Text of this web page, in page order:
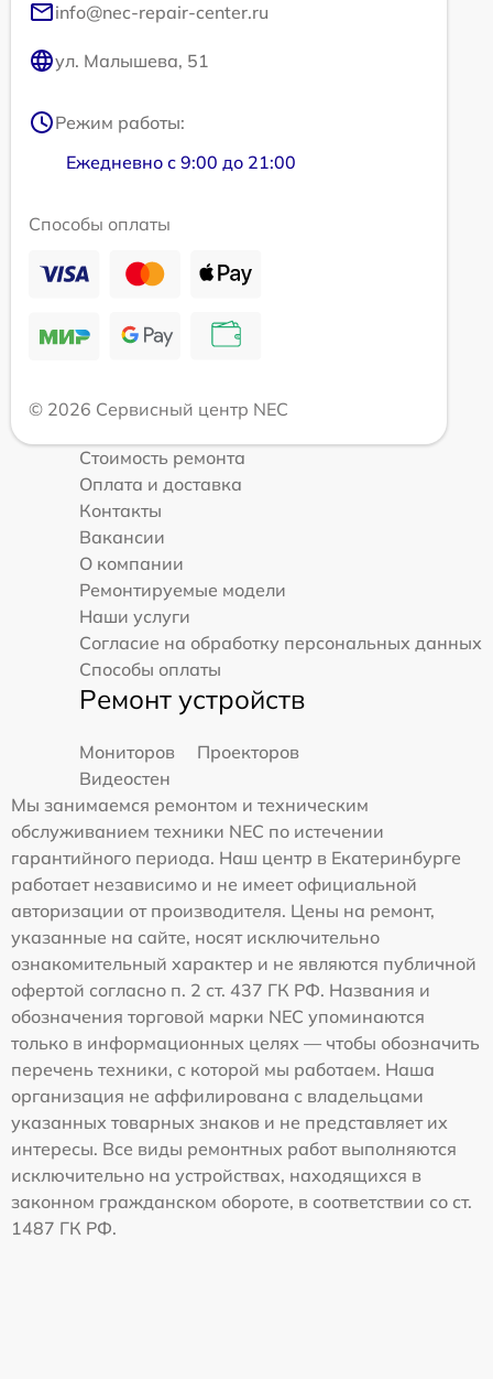
info@nec-repair-center.ru
ул. Малышева, 51
Режим работы:
Ежедневно с 9:00 до 21:00
Способы оплаты
© 2026 Сервисный центр NEC
Стоимость ремонта
Оплата и доставка
Контакты
Вакансии
О компании
Ремонтируемые модели
Наши услуги
Согласие на обработку персональных данных
Способы оплаты
Ремонт устройств
Мониторов
Проекторов
Видеостен
Мы занимаемся ремонтом и техническим
обслуживанием техники NEC по истечении
гарантийного периода. Наш центр в Екатеринбурге
работает независимо и не имеет официальной
авторизации от производителя. Цены на ремонт,
указанные на сайте, носят исключительно
ознакомительный характер и не являются публичной
офертой согласно п. 2 ст. 437 ГК РФ. Названия и
обозначения торговой марки NEC упоминаются
только в информационных целях — чтобы обозначить
перечень техники, с которой мы работаем. Наша
организация не аффилирована с владельцами
указанных товарных знаков и не представляет их
интересы. Все виды ремонтных работ выполняются
исключительно на устройствах, находящихся в
законном гражданском обороте, в соответствии со ст.
1487 ГК РФ.